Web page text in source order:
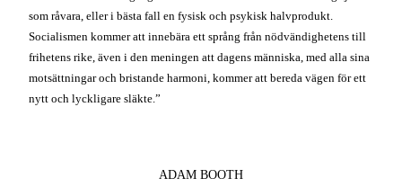
som råvara, eller i bästa fall en fysisk och psykisk halvprodukt.
Socialismen kommer att innebära ett språng från nödvändighetens till
frihetens rike, även i den meningen att dagens människa, med alla sina
motsättningar och bristande harmoni, kommer att bereda vägen för ett
nytt och lyckligare släkte.”
ADAM BOOTH